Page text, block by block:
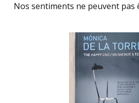
Nos sentiments ne peuvent pas